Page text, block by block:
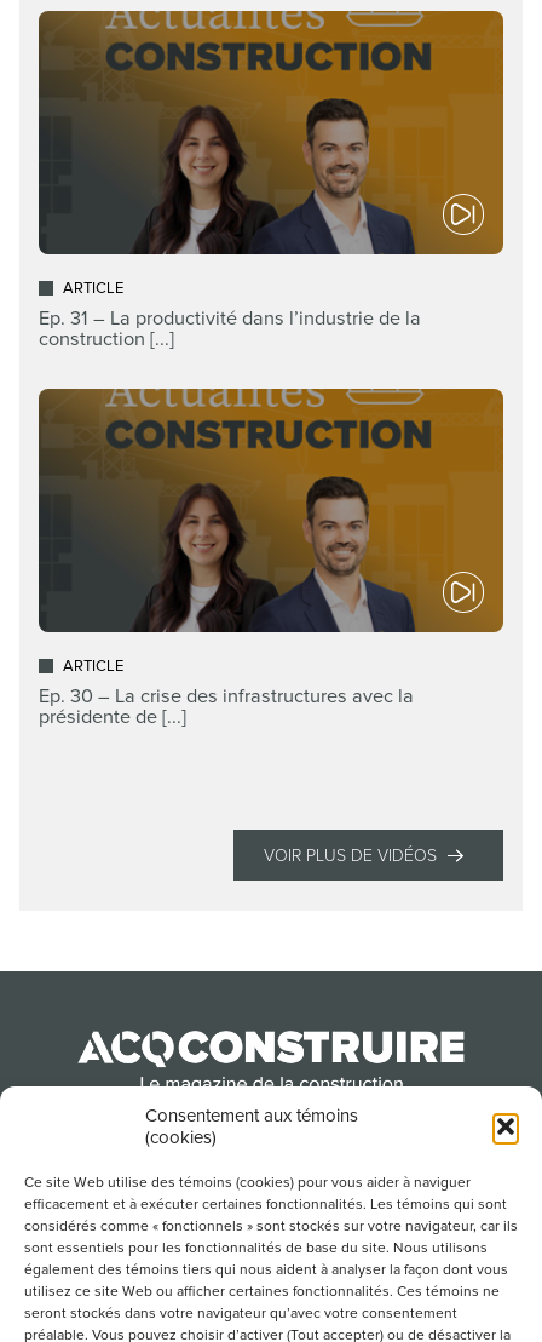
Consentement aux témoins
(cookies)
Ce site Web utilise des témoins (cookies) pour vous aider à naviguer
efficacement et à exécuter certaines fonctionnalités. Les témoins qui sont
considérés comme « fonctionnels » sont stockés sur votre navigateur, car ils
sont essentiels pour les fonctionnalités de base du site. Nous utilisons
également des témoins tiers qui nous aident à analyser la façon dont vous
utilisez ce site Web ou afficher certaines fonctionnalités. Ces témoins ne
seront stockés dans votre navigateur qu’avec votre consentement
préalable. Vous pouvez choisir d’activer (Tout accepter) ou de désactiver la
ARTICLE
Ep. 31 – La productivité dans l’industrie de la
construction [...]
ARTICLE
Ep. 30 – La crise des infrastructures avec la
présidente de [...]
VOIR PLUS DE VIDÉOS
Québec
POUR S’ABONNER À NOTRE INFOLETTRE